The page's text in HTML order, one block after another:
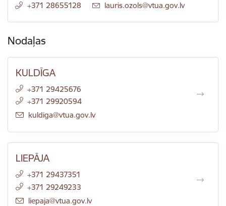
+371 28655128
E-pasts:
lauris.ozols@vtua.gov.lv
Nodaļas
KULDĪGA
+371 29425676
+371 29920594
E-pasts:
kuldiga@vtua.gov.lv
LIEPĀJA
+371 29437351
+371 29249233
E-pasts:
liepaja@vtua.gov.lv